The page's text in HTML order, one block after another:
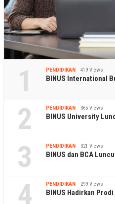
1 PENDIDIKAN 419 Views
BINUS International
2 PENDIDIKAN 365 Views
BINUS University
3 PENDIDIKAN 321 Views
BINUS dan BCA
4 PENDIDIKAN 299 Views
BINUS Hadirkan